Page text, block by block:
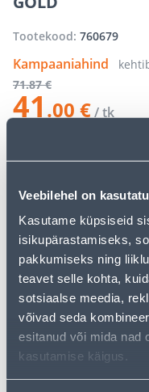
Veebilehel on
Kasutame küpsiseid
isikupärastamiseks,
pakkumiseks ning
teavet selle kohta,
sotsiaalse meedia,
võivad seda
esitanud või mida nad
kasutamise käigus.
Tootekood: 760679
Kampaaniahind
71.87 €
41 .00 €/ tk
− +
Vaata saadavust
• 14-päevane
• HANKIJA LAOST